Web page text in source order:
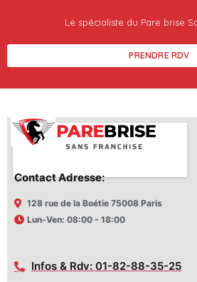
Le spécialiste du Pare brise
PRENDRE RDV
Contact Adresse:
128 rue de la Boétie 75008 Paris
Lun-Ven: 08:00 - 18:00
Infos & Rdv: 01-82-88-35-25